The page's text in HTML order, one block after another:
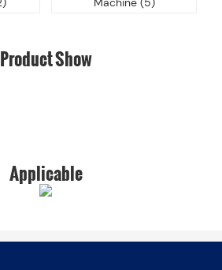
Product Show
Applicable